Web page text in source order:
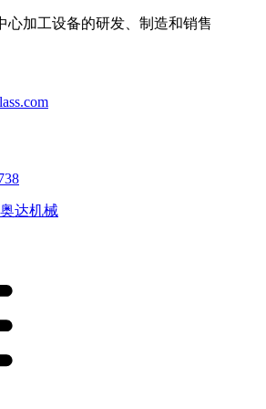
心加工设备的研发、制造和销售